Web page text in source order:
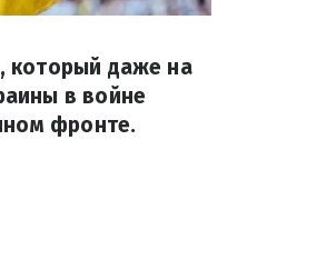
который даже на
в войне
фронте.